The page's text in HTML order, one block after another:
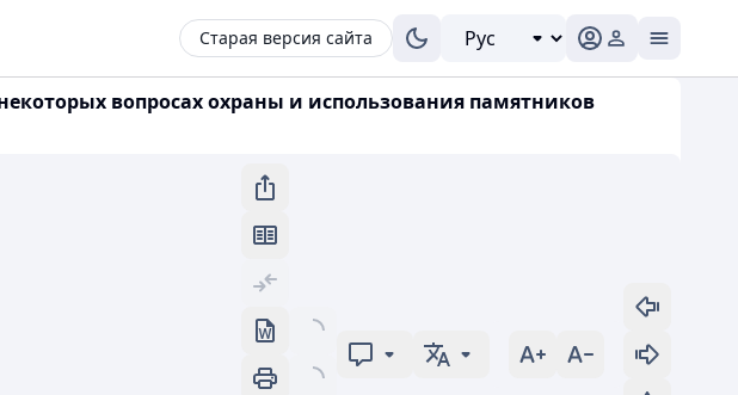
Старая версия сайта
вопросах охраны и использования памятников